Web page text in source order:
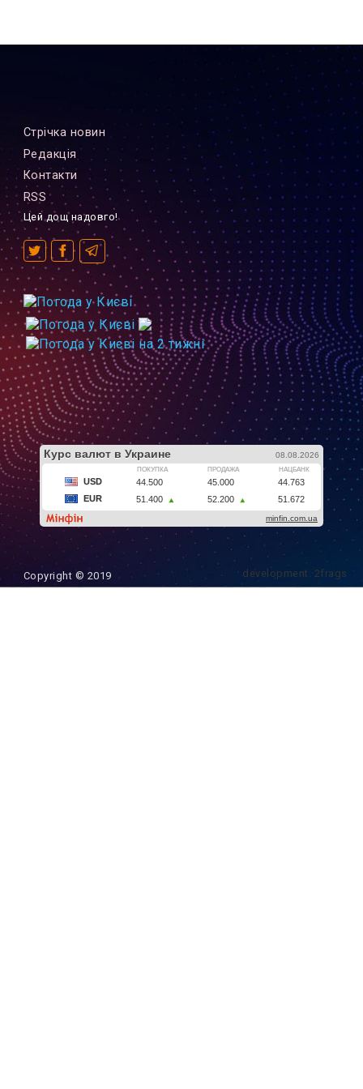
Стрiчка новин
Редакцiя
Контакти
RSS
Цей дощ надовго!
Copyright © 2019 development: 2frags